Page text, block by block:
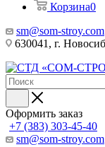
Корзина0
sm@som-stroy.com
630041, г.
Оформить заказ
+7 (383) 303-45-40
sm@som-stroy.com